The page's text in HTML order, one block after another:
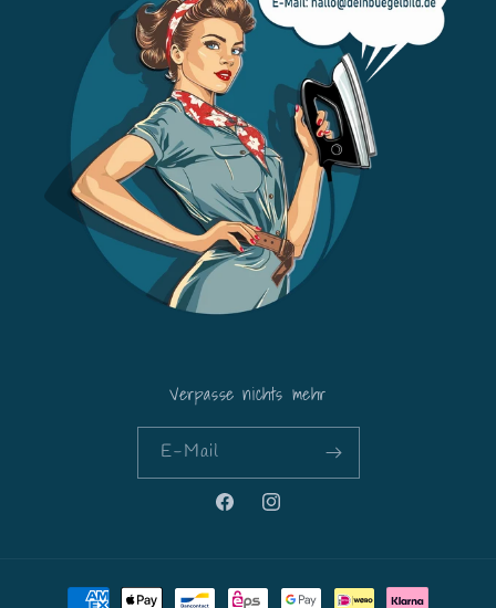
Verpasse nichts mehr
E-Mail
FacebookInstagram
Zahlungsmethoden